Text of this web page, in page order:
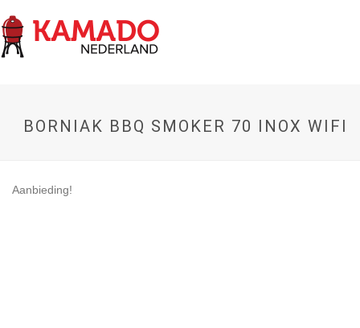
BORNIAK BBQ SMOKER 70 INOX WIFI
Aanbieding!